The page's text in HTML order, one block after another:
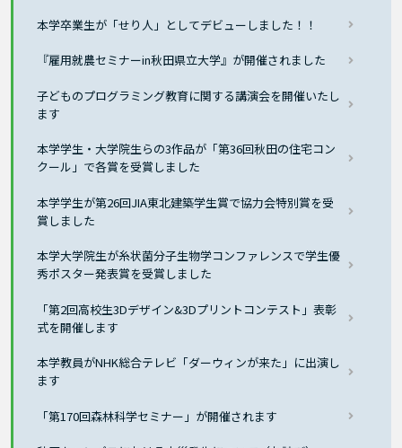
本学卒業生が「せり人」としてデビューしました！！
『雇用就農セミナーin秋田県立大学』が開催されました
子どものプログラミング教育に関する講演会を開催いたし
ます
本学学生・大学院生らの3作品が「第36回秋田の住宅コン
クール」で各賞を受賞しました
本学学生が第26回JIA東北建築学生賞で協力会特別賞を受
賞しました
本学大学院生が糸状菌分子生物学コンファレンスで学生優
秀ポスター発表賞を受賞しました
「第2回高校生3Dデザイン&3Dプリントコンテスト」表彰
式を開催します
本学教員がNHK総合テレビ「ダーウィンが来た」に出演し
ます
「第170回森林科学セミナー」が開催されます